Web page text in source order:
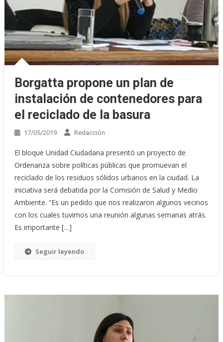
Borgatta propone un plan de
instalación de contenedores para
el reciclado de la basura
17/05/2019 Redacción
El bloque Unidad Ciudadana presentó un proyecto de
Ordenanza sobre políticas públicas que promuevan el
reciclado de los residuos sólidos urbanos en la ciudad. La
iniciativa será debatida por la Comisión de Salud y Medio
Ambiente. “Es un pedido que nos realizaron algunos vecinos
con los cuales tuvimos una reunión algunas semanas atrás.
Es importante […]
Seguir leyendo